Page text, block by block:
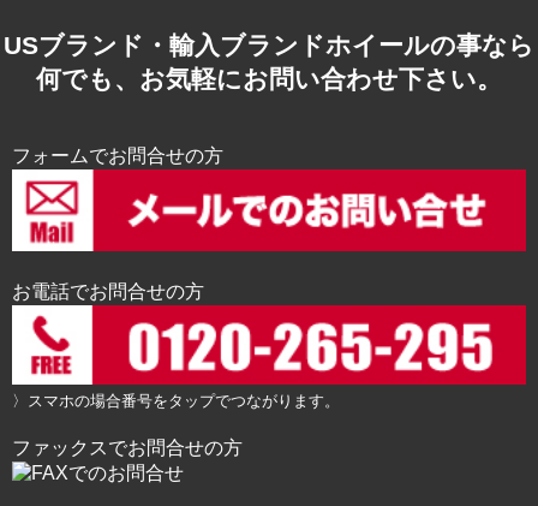
USブランド・輸入ブランドホイールの事なら
何でも、お気軽にお問い合わせ下さい。
フォームでお問合せの方
お電話でお問合せの方
〉スマホの場合番号をタップでつながります。
ファックスでお問合せの方